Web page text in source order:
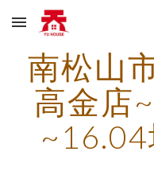
Skip to main content
南松山
高金店